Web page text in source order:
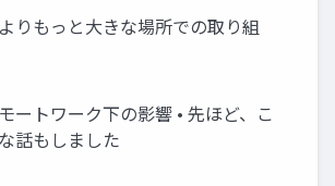
りもっと大きな場所での取り組
ートワーク下の影響 • 先ほど、こ
話もしました